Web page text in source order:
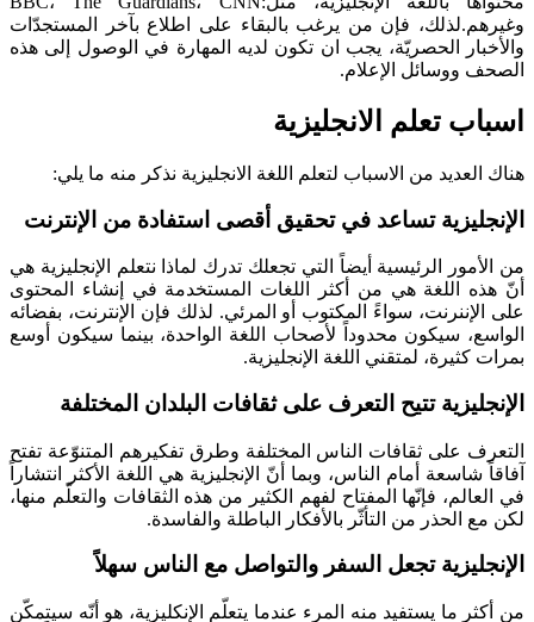
وغيرهم.لذلك، فإن من يرغب بالبقاء على اطلاع بآخر المستجدّات
والأخبار الحصريّة، يجب ان تكون لديه المهارة في الوصول إلى هذه
الصحف ووسائل الإعلام.
اسباب تعلم الانجليزية
هناك العديد من الاسباب لتعلم اللغة الانجليزية نذكر منه ما يلي:
الإنجليزية تساعد في تحقيق أقصى استفادة من الإنترنت
من الأمور الرئيسية أيضاً التي تجعلك تدرك لماذا نتعلم الإنجليزية هي
أنّ هذه اللغة هي من أكثر اللغات المستخدمة في إنشاء المحتوى
على الإننرنت، سواءً المكتوب أو المرئي. لذلك فإن الإنترنت، بفضائه
الواسع، سيكون محدوداً لأصحاب اللغة الواحدة، بينما سيكون أوسع
بمرات كثيرة، لمتقني اللغة الإنجليزية.
الإنجليزية تتيح التعرف على ثقافات البلدان المختلفة
التعرف على ثقافات الناس المختلفة وطرق تفكيرهم المتنوّعة تفتح
آفاقاً شاسعة أمام الناس، وبما أنّ الإنجليزية هي اللغة الأكثر انتشاراً
في العالم، فإنّها المفتاح لفهم الكثير من هذه الثقافات والتعلّم منها،
لكن مع الحذر من التأثّر بالأفكار الباطلة والفاسدة.
الإنجليزية تجعل السفر والتواصل مع الناس سهلاً
من أكثر ما يستفيد منه المرء عندما يتعلّم الإنكليزية، هو أنّه سيتمكّن